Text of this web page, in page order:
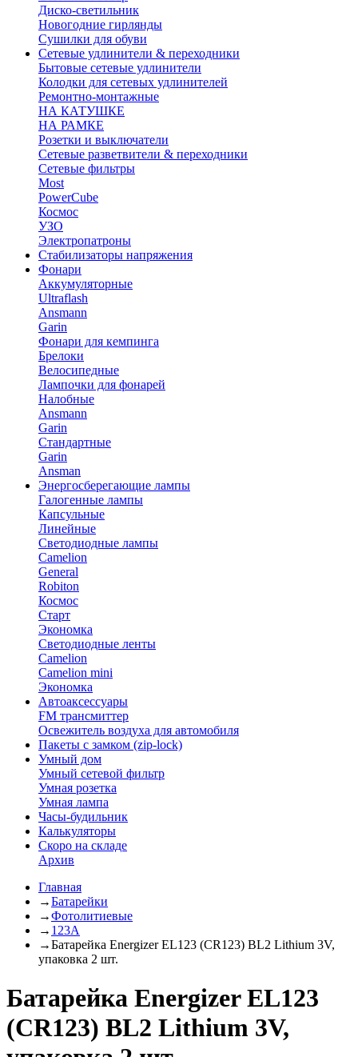
Диско-светильник
Новогодние гирлянды
Сушилки для обуви
Сетевые удлинители & переходники
Бытовые сетевые удлинители
Колодки для сетевых удлинителей
Ремонтно-монтажные
НА КАТУШКЕ
НА РАМКЕ
Розетки и выключатели
Сетевые разветвители & переходники
Сетевые фильтры
Most
PowerCube
Космос
УЗО
Электропатроны
Стабилизаторы напряжения
Фонари
Аккумуляторные
Ultraflash
Ansmann
Garin
Фонари для кемпинга
Брелоки
Велосипедные
Лампочки для фонарей
Налобные
Ansmann
Garin
Стандартные
Garin
Ansman
Энергосберегающие лампы
Галогенные лампы
Капсульные
Линейные
Светодиодные лампы
Camelion
General
Robiton
Космос
Старт
Экономка
Светодиодные ленты
Camelion
Camelion mini
Экономка
Автоаксессуары
FM трансмиттер
Освежитель воздуха для автомобиля
Пакеты с замком (zip-lock)
Умный дом
Умный сетевой фильтр
Умная розетка
Умная лампа
Часы-будильник
Калькуляторы
Скоро на складе
Архив
Главная
→Батарейки
→Фотолитиевые
→ 123A
→Батарейка Energizer EL123 (CR123) BL2 Lithium 3V,
упаковка 2 шт.
Батарейка Energizer EL123
(CR123) BL2 Lithium 3V,